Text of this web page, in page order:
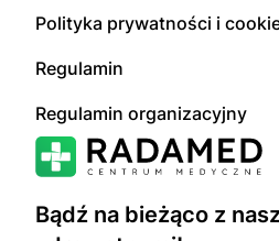
Bądź na bieżąco z
Polityka prywatności i
Regulamin
Regulamin organizacyjny